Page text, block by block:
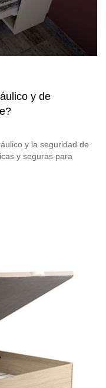
y de
y la seguridad de
y seguras para